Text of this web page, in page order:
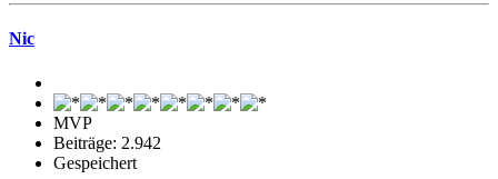
Nic
MVP
Beiträge: 2.942
Gespeichert